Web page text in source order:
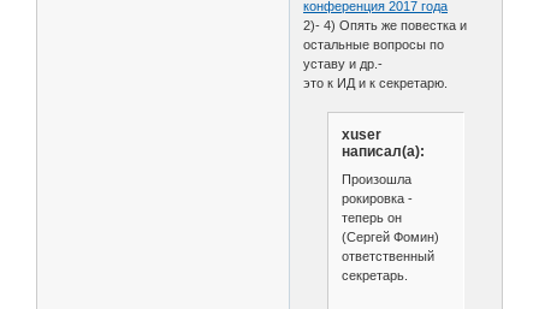
конференция 2017 года
2)- 4) Опять же повестка и
остальные вопросы по
уставу и др.-
это к ИД и к секретарю.
xuser
написал(а):
Произошла
рокировка -
теперь он
(Сергей Фомин)
ответственный
секретарь.